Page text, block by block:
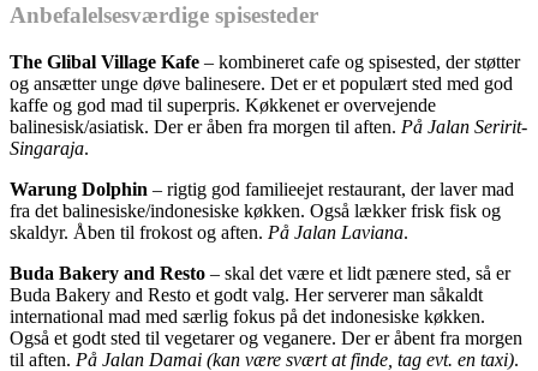
Anbefalelsesværdige spisesteder
The Glibal Village Kafe – kombineret cafe og spisested, der støtter
og ansætter unge døve balinesere. Det er et populært sted med god
kaffe og god mad til superpris. Køkkenet er overvejende
balinesisk/asiatisk. Der er åben fra morgen til aften. På Jalan Seririt-
Singaraja.
Warung Dolphin – rigtig god familieejet restaurant, der laver mad
fra det balinesiske/indonesiske køkken. Også lækker frisk fisk og
skaldyr. Åben til frokost og aften. På Jalan Laviana.
Buda Bakery and Resto – skal det være et lidt pænere sted, så er
Buda Bakery and Resto et godt valg. Her serverer man såkaldt
international mad med særlig fokus på det indonesiske køkken.
Også et godt sted til vegetarer og veganere. Der er åbent fra morgen
til aften. På Jalan Damai (kan være svært at finde, tag evt. en taxi).